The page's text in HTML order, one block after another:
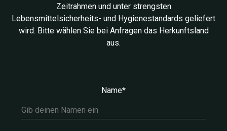
Zeitrahmen und unter strengsten
Lebensmittelsicherheits- und Hygienestandards geliefert
wird. Bitte wählen Sie bei Anfragen das Herkunftsland
aus.
Name*